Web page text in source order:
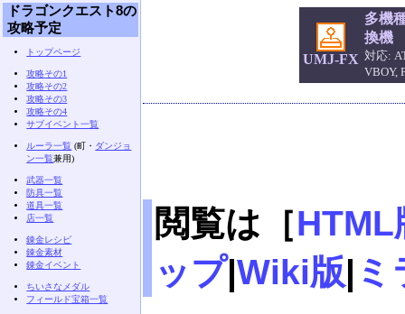
UMJ-FX
多機
換機
対応:
VBOY,
閲覧は［HTML
ップ|Wiki版| ミ
ドラゴンクエスト8の
攻略予定
トップページ
攻略その1
攻略その2
攻略その3
攻略その4
サブイベント一覧
ルーラ一覧 (町・ ダンジョ
ン一覧兼用)
武器一覧
防具一覧
道具一覧
店一覧
錬金レシピ
錬金素材
錬金イベント
ちいさなメダル
フィールド宝箱一覧